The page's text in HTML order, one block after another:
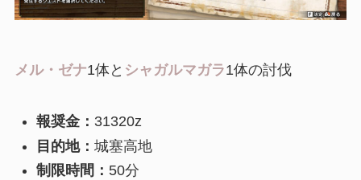
メル・ゼナ1体と シャガルマガラ1体の討伐
報奨金： 31320z
目的地： 城塞高地
制限時間： 50分